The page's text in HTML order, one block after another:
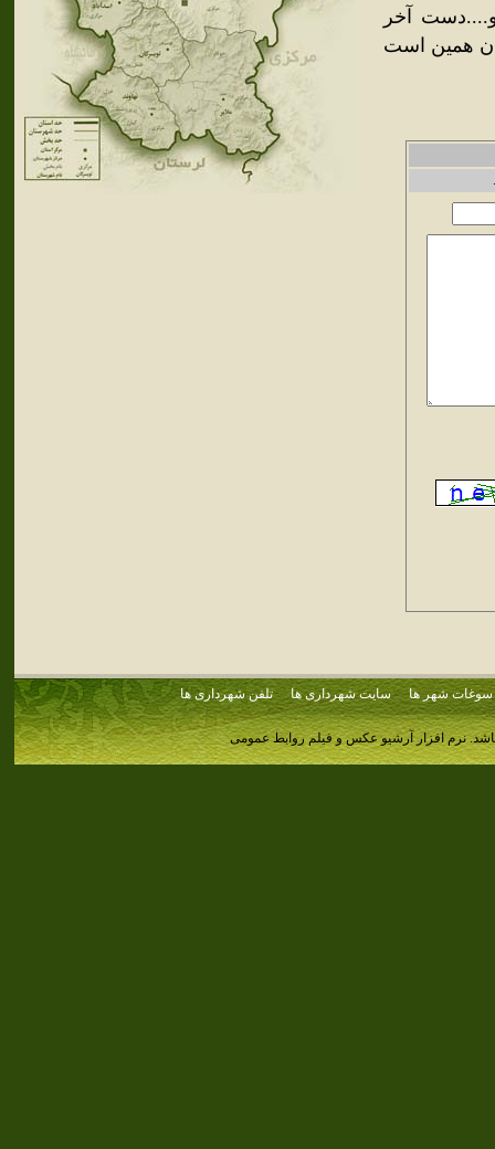
آخر
همين است
سوغات شهر ها سایت شهرداری ها تلفن شهرداری ها
نرم افزار آرشیو عکس و فیلم روابط عمومی